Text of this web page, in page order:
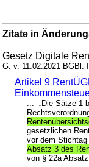
Zitate in
Gesetz Digitale
G. v. 11.02.2021 BGBl.
Artikel 9
... „Die Sätze 1
gesetzlichen
vor dem
Absatz 3 des
von § 22a